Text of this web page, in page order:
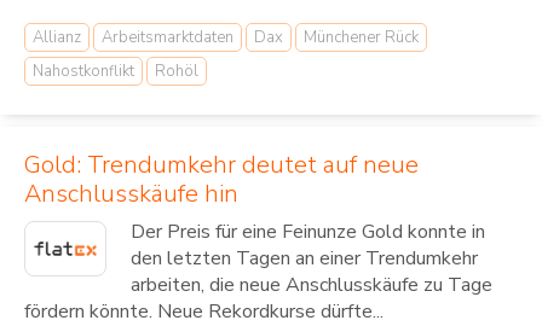
Allianz Arbeitsmarktdaten Dax
Münchener Rück
Nahostkonflikt
Rohöl
Gold: Trendumkehr deutet auf neue
Anschlusskäufe hin
Der Preis für eine Feinunze Gold konnte in
den letzten Tagen an einer Trendumkehr
arbeiten, die neue Anschlusskäufe zu Tage
fördern könnte. Neue Rekordkurse dürfte...